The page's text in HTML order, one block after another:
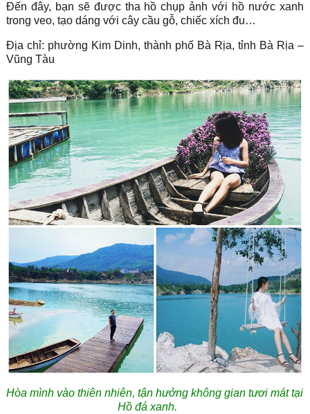
Đến đây, bạn sẽ được tha hồ chụp ảnh với hồ nước xanh
trong veo, tạo dáng với cây cầu gỗ, chiếc xích đu…
Địa chỉ: phường Kim Dinh, thành phố Bà Rịa, tỉnh Bà Rịa –
Vũng Tàu
Hòa mình vào thiên nhiên, tận hưởng không gian tươi mát tại
Hồ đá xanh.